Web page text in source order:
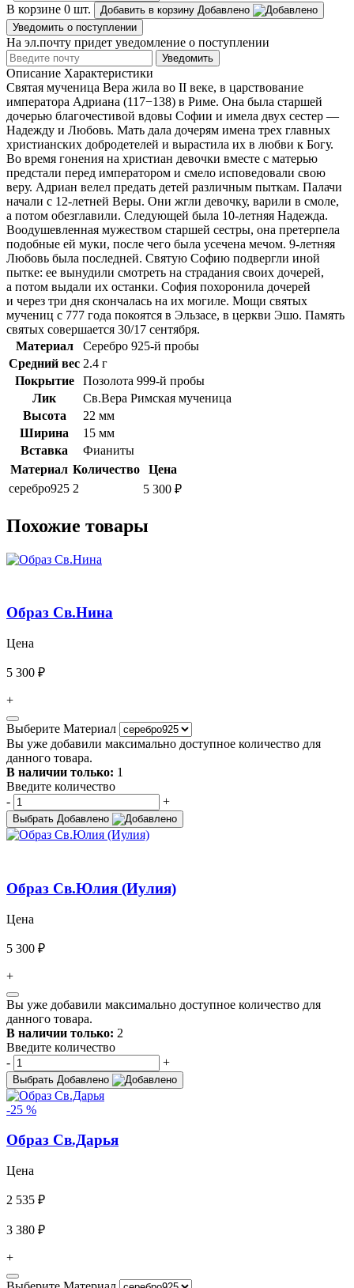
В корзине 0 шт. Добавить в корзину Добавлено
Уведомить о поступлении
На эл.почту придет уведомление о поступлении
Уведомить
Описание Характеристики
Святая мученица Вера жила во II веке, в царствование
императора Адриана (117−138) в Риме. Она была старшей
дочерью благочестивой вдовы Софии и имела двух сестер —
Надежду и Любовь. Мать дала дочерям имена трех главных
христианских добродетелей и вырастила их в любви к Богу.
Во время гонения на христиан девочки вместе с матерью
предстали перед императором и смело исповедовали свою
веру. Адриан велел предать детей различным пыткам. Палачи
начали с 12-летней Веры. Они жгли девочку, варили в смоле,
а потом обезглавили. Следующей была 10-летняя Надежда.
Воодушевленная мужеством старшей сестры, она претерпела
подобные ей муки, после чего была усечена мечом. 9-летняя
Любовь была последней. Святую Софию подвергли иной
пытке: ее вынудили смотреть на страдания своих дочерей,
а потом выдали их останки. София похоронила дочерей
и через три дня скончалась на их могиле. Мощи святых
мучениц с 777 года покоятся в Эльзасе, в церкви Эшо. Память
святых совершается 30/17 сентября.
Материал
Серебро 925-й пробы
Средний вес 2.4 г
Покрытие
Позолота 999-й пробы
Лик
Св.Вера Римская мученица
Высота
22 мм
Ширина
15 мм
Вставка
Фианиты
Материал Количество
Цена
серебро925 2 5 300 ₽
Похожие товары
Образ Св.Нина
Цена
5 300 ₽
+
Выберите Материал
Вы уже добавили максимально доступное количество для
данного товара.
В наличии только: 1
Введите количество
-
+
Выбрать Добавлено
Образ Св.Юлия (Иулия)
Цена
5 300 ₽
+
Вы уже добавили максимально доступное количество для
данного товара.
В наличии только: 2
Введите количество
-
+
Выбрать Добавлено
-25 %
Образ Св.Дарья
Цена
2 535 ₽
3 380 ₽
+